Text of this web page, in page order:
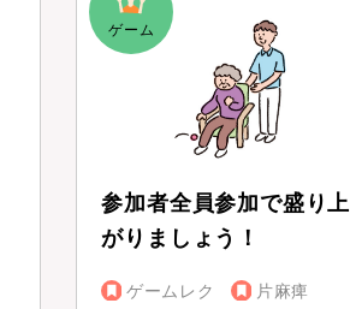
参加者全員参加で盛り上
がりましょう！
ゲームレク
片麻痺